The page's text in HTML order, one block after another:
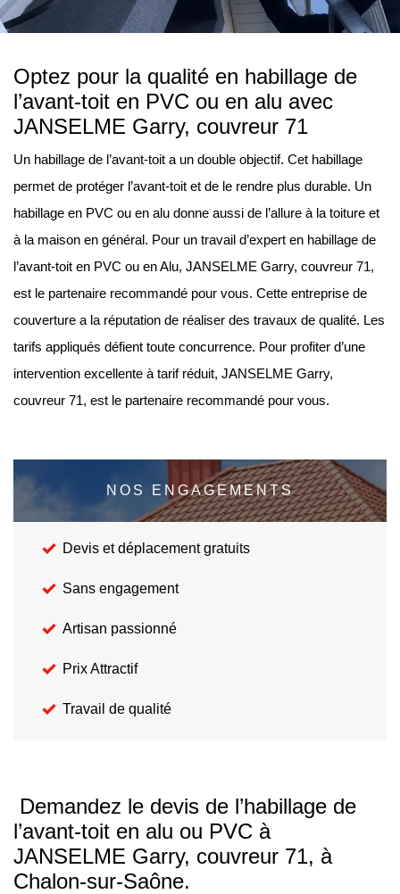
NOS ENGAGEMENTS
Devis et déplacement gratuits
Sans engagement
Artisan passionné
Prix Attractif
Travail de qualité
Optez pour la qualité en habillage de
l’avant-toit en PVC ou en alu avec
JANSELME Garry, couvreur 71
Un habillage de l’avant-toit a un double objectif. Cet habillage
permet de protéger l’avant-toit et de le rendre plus durable. Un
habillage en PVC ou en alu donne aussi de l’allure à la toiture et
à la maison en général. Pour un travail d’expert en habillage de
l’avant-toit en PVC ou en Alu, JANSELME Garry, couvreur 71,
est le partenaire recommandé pour vous. Cette entreprise de
couverture a la réputation de réaliser des travaux de qualité. Les
tarifs appliqués défient toute concurrence. Pour profiter d’une
intervention excellente à tarif réduit, JANSELME Garry,
couvreur 71, est le partenaire recommandé pour vous.
Demandez le devis de l’habillage de
l’avant-toit en alu ou PVC à
JANSELME Garry, couvreur 71, à
Chalon-sur-Saône.